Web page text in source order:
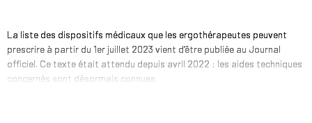
La liste des dispositifs médicaux que les ergothérapeutes peuvent
prescrire à partir du 1er juillet 2023 vient d’être publiée au Journal
officiel. Ce texte était attendu depuis avril 2022 : les aides techniques
concernés sont désormais connues.